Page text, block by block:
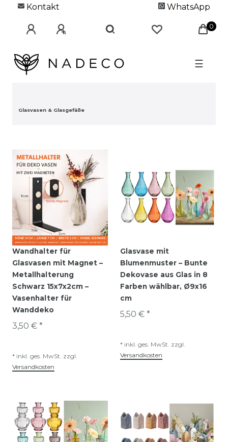
Kontakt WhatsApp
0
☰
Glasvasen & Glasgefäße
Wandhalter für
Glasvasen mit Magnet –
Metallhalterung
Schwarz 15x7x2cm –
Vasenhalter für
Wanddeko
3,50 € *
* inkl. ges. MwSt. zzgl.
Versandkosten
Glasvase mit
Blumenmuster – Bunte
Dekovase aus Glas in 8
Farben wählbar, Ø9x16
cm
5,50 € *
* inkl. ges. MwSt. zzgl.
Versandkosten